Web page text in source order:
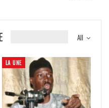
All
LA UNE